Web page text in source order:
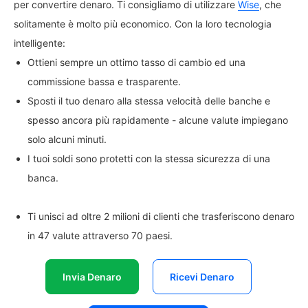
per convertire denaro. Ti consigliamo di utilizzare Wise, che
solitamente è molto più economico. Con la loro tecnologia
intelligente:
Ottieni sempre un ottimo tasso di cambio ed una
commissione bassa e trasparente.
Sposti il tuo denaro alla stessa velocità delle banche e
spesso ancora più rapidamente - alcune valute impiegano
solo alcuni minuti.
I tuoi soldi sono protetti con la stessa sicurezza di una
banca.
Ti unisci ad oltre 2 milioni di clienti che trasferiscono denaro
in 47 valute attraverso 70 paesi.
Invia Denaro Ricevi Denaro